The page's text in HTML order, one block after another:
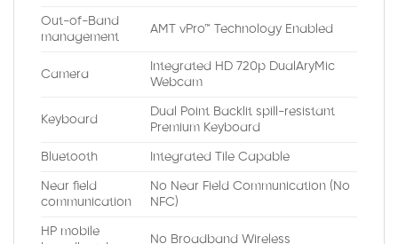
Out-of-Band
management
AMT vPro™ Technology Enabled
Camera
Integrated HD 720p DualAryMic
Webcam
Keyboard
Dual Point Backlit spill-resistant
Premium Keyboard
Bluetooth Integrated Tile Capable
Near field
communication
No Near Field Communication (No
NFC)
HP mobile
No Broadband Wireless